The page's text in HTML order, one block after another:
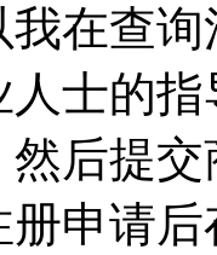
在查
士的
后提
申请